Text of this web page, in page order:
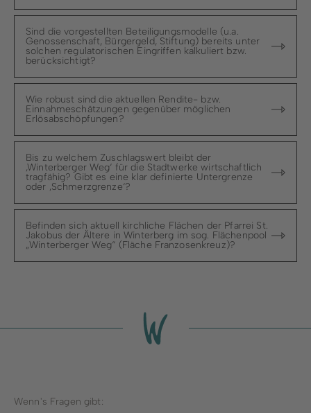
Sind die vorgestellten Beteiligungsmodelle (u.a.
Genossenschaft, Bürgergeld, Stiftung) bereits unter
solchen regulatorischen Eingriffen kalkuliert bzw.
berücksichtigt?
Wie robust sind die aktuellen Rendite- bzw.
Einnahmeschätzungen gegenüber möglichen
Erlösabschöpfungen?
Bis zu welchem Zuschlagswert bleibt der
‚Winterberger Weg‘ für die Stadtwerke wirtschaftlich
tragfähig? Gibt es eine klar definierte Untergrenze
oder ‚Schmerzgrenze‘?
Befinden sich aktuell kirchliche Flächen der Pfarrei St.
Jakobus der Ältere in Winterberg im sog. Flächenpool
„Winterberger Weg“ (Fläche Franzosenkreuz)?
Wenn's Fragen gibt: